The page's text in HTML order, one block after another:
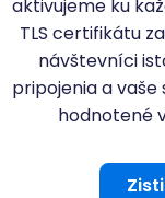
aktivujeme ku
TLS certifikátu
návštevníci
pripojenia a
hodnotené